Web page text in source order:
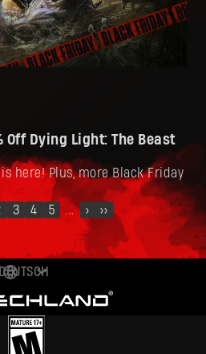
Off Dying Light: The Beast
here! Plus, more Black Friday
3 4 5 ... › ››
DEUTSCH
ESPAÑOL